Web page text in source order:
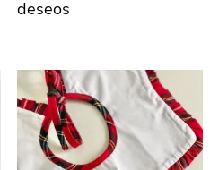
se
elegir